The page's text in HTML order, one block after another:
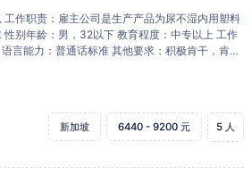
作职责：雇主公司是生产产品为尿不湿内用塑料
别年龄：男，32以下 教育程度：中专以上 工作
言能力：普通话标准 其他要求：积极肯干，肯吃
好的时候可到2000。 工作时间：每周44小时，
食：自付 医疗保险：按新加坡法律，提供相关工
薪年假：按新加坡法律享有带薪年假7天，带薪
签证 合同期限：首次两年合约，雇主欢迎期满多
新加坡 6440 - 9200 元 5 人